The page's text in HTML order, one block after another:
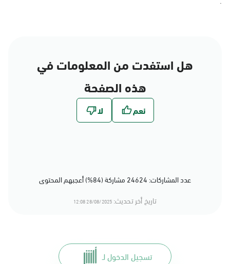
هل استفدت من المعلومات في
هذه الصفحة
عدد المشاركات: 24624 مشاركة (84%) أعجبهم المحتوى
تاريخ أخر تحديث: 28/08/2025 12:08
تسجيل الدخول لـ